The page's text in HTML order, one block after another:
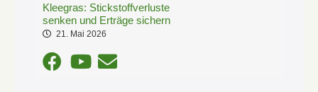
Kleegras: Stickstoffverluste
senken und Erträge sichern
21. Mai 2026